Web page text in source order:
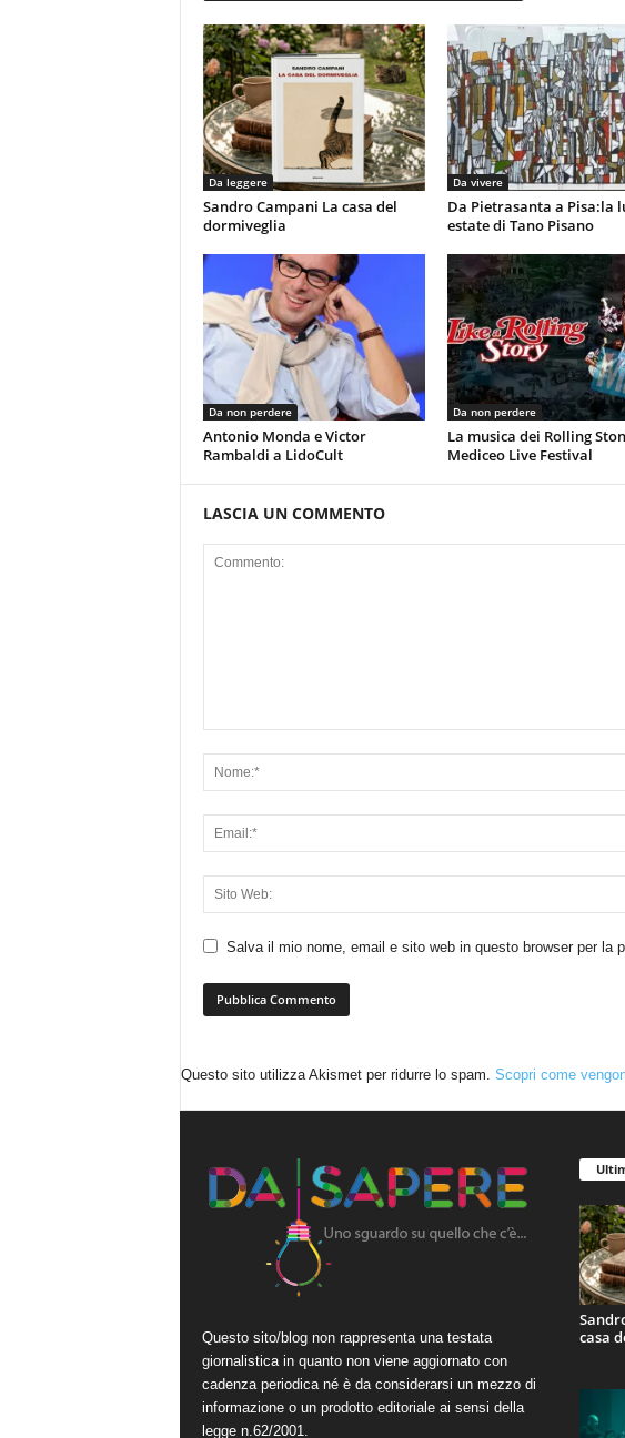
Da leggere
Sandro Campani La casa del
dormiveglia
Da vivere
Da Pietrasanta a Pisa:la
estate di Tano Pisano
Da non perdere
Antonio Monda e Victor
Rambaldi a LidoCult
Da non perdere
La musica dei Rolling
Mediceo Live Festival
LASCIA UN COMMENTO
Salva il mio nome, email e sito web in questo browser per la
Questo sito utilizza Akismet per ridurre lo spam. Scopri come
Questo sito/blog non rappresenta una testata
giornalistica in quanto non viene aggiornato con
cadenza periodica né è da considerarsi un mezzo di
informazione o un prodotto editoriale ai sensi della
legge n.62/2001.
casa